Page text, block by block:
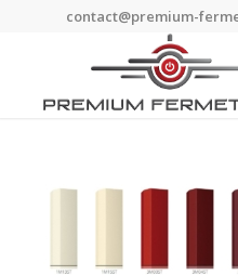
contact@premium-